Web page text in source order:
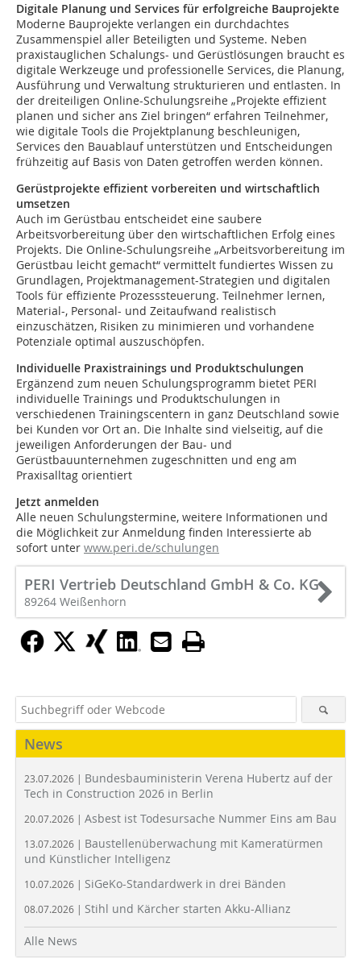
Digitale Planung und Services für erfolgreiche Bauprojekte
Moderne Bauprojekte verlangen ein durchdachtes
Zusammenspiel aller Beteiligten und Systeme. Neben
praxistauglichen Schalungs- und Gerüstlösungen braucht es
digitale Werkzeuge und professionelle Services, die Planung,
Ausführung und Verwaltung strukturieren und entlasten. In
der dreiteiligen Online-Schulungsreihe „Projekte effizient
planen und sicher ans Ziel bringen“ erfahren Teilnehmer,
wie digitale Tools die Projektplanung beschleunigen,
Services den Bauablauf unterstützen und Entscheidungen
frühzeitig auf Basis von Daten getroffen werden können.
Gerüstprojekte effizient vorbereiten und wirtschaftlich
umsetzen
Auch im Gerüstbau entscheidet eine saubere
Arbeitsvorbereitung über den wirtschaftlichen Erfolg eines
Projekts. Die Online-Schulungsreihe „Arbeitsvorbereitung im
Gerüstbau leicht gemacht“ vermittelt fundiertes Wissen zu
Grundlagen, Projektmanagement-Strategien und digitalen
Tools für effiziente Prozesssteuerung. Teilnehmer lernen,
Material-, Personal- und Zeitaufwand realistisch
einzuschätzen, Risiken zu minimieren und vorhandene
Potenziale optimal auszuschöpfen.
Individuelle Praxistrainings und Produktschulungen
Ergänzend zum neuen Schulungsprogramm bietet PERI
individuelle Trainings und Produktschulungen in
verschiedenen Trainingscentern in ganz Deutschland sowie
bei Kunden vor Ort an. Die Inhalte sind vielseitig, auf die
jeweiligen Anforderungen der Bau- und
Gerüstbauunternehmen zugeschnitten und eng am
Praxisalltag orientiert
Jetzt anmelden
Alle neuen Schulungstermine, weitere Informationen und
die Möglichkeit zur Anmeldung finden Interessierte ab
sofort unter www.peri.de/schulungen
PERI Vertrieb Deutschland GmbH & Co. KG
89264 Weißenhorn
News
23.07.2026 | Bundesbauministerin Verena Hubertz auf der
Tech in Construction 2026 in Berlin
20.07.2026 | Asbest ist Todesursache Nummer Eins am Bau
13.07.2026 | Baustellenüberwachung mit Kameratürmen
und Künstlicher Intelligenz
10.07.2026 | SiGeKo-Standardwerk in drei Bänden
08.07.2026 | Stihl und Kärcher starten Akku-Allianz
Alle News